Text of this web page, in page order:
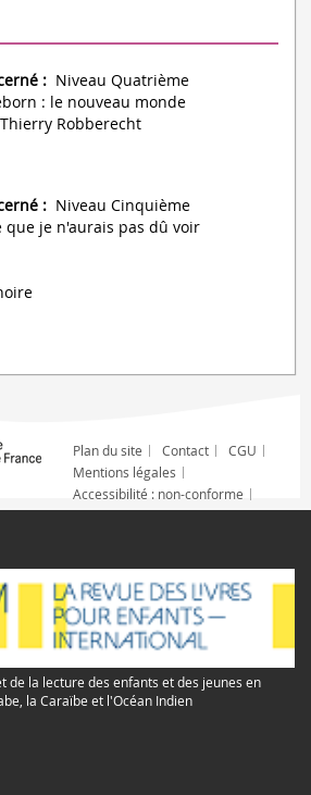
: Niveau Quatrième
: le nouveau monde
Thierry Robberecht
: Niveau Cinquième
que je n'aurais pas dû voir
Plan du site Contact
CGU
Mentions légales
Accessibilité : non-conforme
de la lecture des enfants et des jeunes en
la Caraïbe et l'Océan Indien